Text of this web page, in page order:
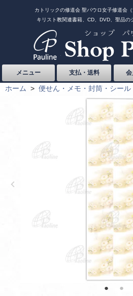
カトリックの修道会 聖パウロ女子修道会
キリスト教関連書籍、CD、DVD、聖品の
メニュー 支払・送料
ホーム > 便せん・メモ・封筒・シール